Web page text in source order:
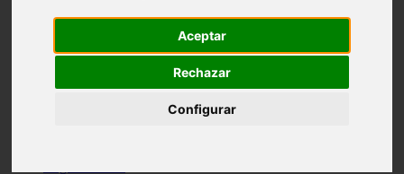
Aceptar
Rechazar
Configurar
Zaragoza - zaragoza
Valencia - valencia
Toledo - seseña
Cantabria - val-de-san-vicente